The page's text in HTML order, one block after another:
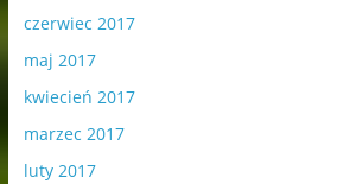
czerwiec 2017
maj 2017
kwiecień 2017
marzec 2017
luty 2017